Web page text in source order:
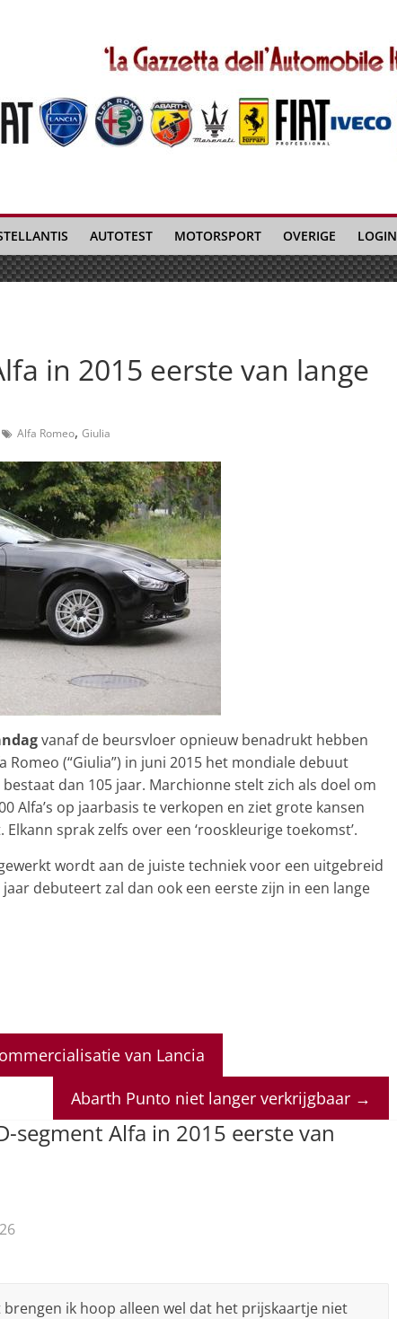
AUTOTEST MOTORSPORT OVERIGE LOGIN
in 2015 eerste van lange
Alfa Romeo, Giulia
vanaf de beursvloer opnieuw benadrukt hebben
(“Giulia”) in juni 2015 het mondiale debuut
dan 105 jaar. Marchionne stelt zich als doel om
Alfa’s op jaarbasis te verkopen en ziet grote kansen
sprak zelfs over een ‘rooskleurige toekomst’.
wordt aan de juiste techniek voor een uitgebreid
debuteert zal dan ook een eerste zijn in een lange
van Lancia
Abarth Punto niet langer verkrijgbaar →
segment Alfa in 2015 eerste van
ik hoop alleen wel dat het prijskaartje niet